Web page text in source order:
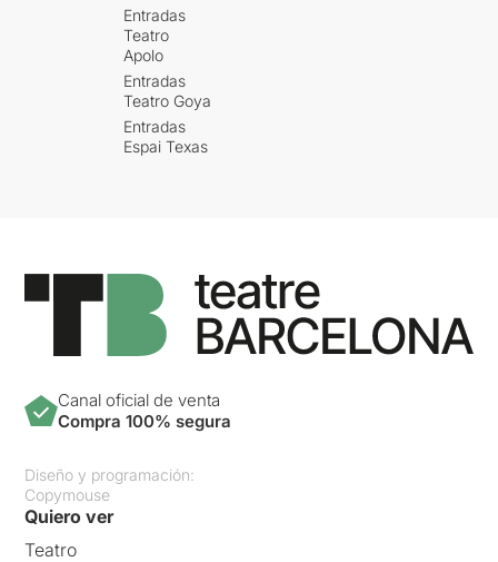
Entradas
Teatro
Apolo
Entradas
Teatro Goya
Entradas
Espai Texas
Canal oficial de venta
Compra 100% segura
Diseño y programación:
Copymouse
Quiero ver
Teatro